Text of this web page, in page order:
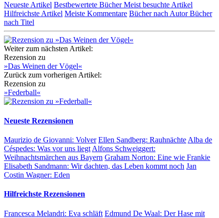
Neueste Artikel Bestbewertete BücherMeist besuchte Artikel
Hilfreichste Artikel Meiste Kommentare Bücher nach AutorBücher
nach Titel
Weiter zum nächsten Artikel:
Rezension zu
»Das Weinen der Vögel«
Zurück zum vorherigen Artikel:
Rezension zu
»Federball«
Neueste Rezensionen
Maurizio de Giovanni: Volver Ellen Sandberg: Rauhnächte Alba de
Céspedes: Was vor uns liegt Alfons Schweiggert:
Weihnachtsmärchen aus Bayern Graham Norton: Eine wie Frankie
Elisabeth Sandmann: Wir dachten, das Leben kommt noch Jan
Costin Wagner: Eden
Hilfreichste Rezensionen
Francesca Melandri: Eva schläft Edmund De Waal: Der Hase mit